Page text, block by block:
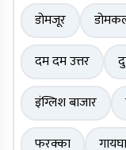
डोमजूर
दम दम उत्तर
इंग्लिश बाजार
फरक्का